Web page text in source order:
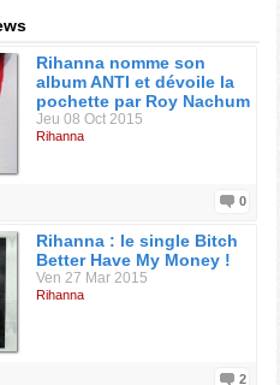
Rihanna nomme son
album ANTI et dévoile la
pochette par Roy Nachum
Jeu 08 Oct 2015
Rihanna
0
Rihanna : le single Bitch
Better Have My Money !
Ven 27 Mar 2015
Rihanna
2